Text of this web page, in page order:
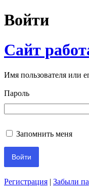
Войти
Сайт
Имя пользователя или
Пароль
Запомнить меня
Регистрация | Забыли